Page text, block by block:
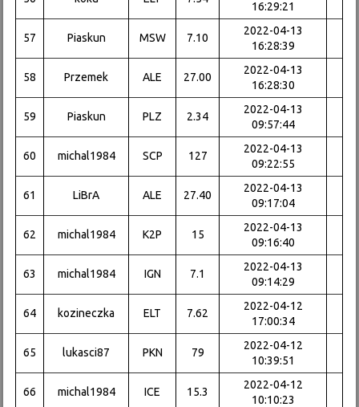
16:29:21
57 Piaskun MSW 7.10
2022-04-13
16:28:39
58 Przemek ALE 27.00
2022-04-13
16:28:30
59 Piaskun PLZ 2.34
2022-04-13
09:57:44
60 michal1984 SCP 127
2022-04-13
09:22:55
61 LiBrA ALE 27.40
2022-04-13
09:17:04
62 michal1984 K2P 15
2022-04-13
09:16:40
63 michal1984 IGN 7.1
2022-04-13
09:14:29
64 kozineczka ELT 7.62
2022-04-12
17:00:34
65 lukasci87 PKN 79
2022-04-12
10:39:51
66 michal1984 ICE 15.3
2022-04-12
10:10:23